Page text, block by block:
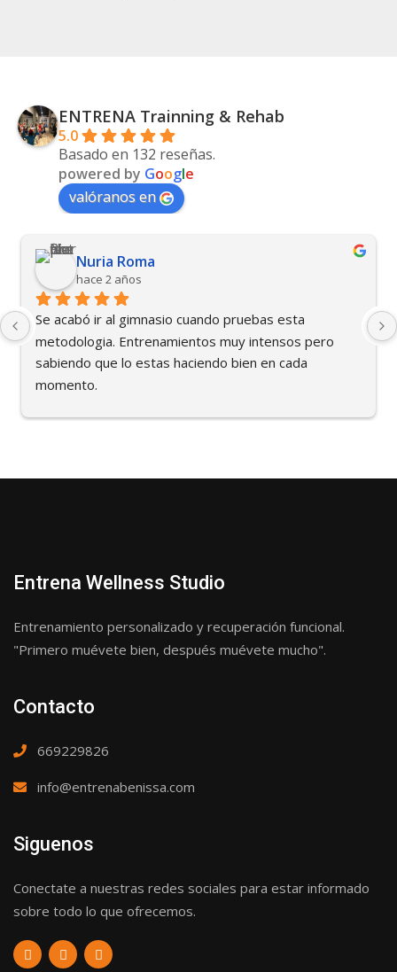
ENTRENA Trainning & Rehab
5.0
Basado en 132 reseñas.
powered by Google
valóranos en
Nuria Roma
hace 2 años
Se acabó ir al gimnasio cuando pruebas esta
metodologia. Entrenamientos muy intensos pero
sabiendo que lo estas haciendo bien en cada
momento.
Entrena Wellness Studio
Entrenamiento personalizado y recuperación funcional.
"Primero muévete bien, después muévete mucho".
Contacto
669229826
info@entrenabenissa.com
Siguenos
Conectate a nuestras redes sociales para estar informado
sobre todo lo que ofrecemos.